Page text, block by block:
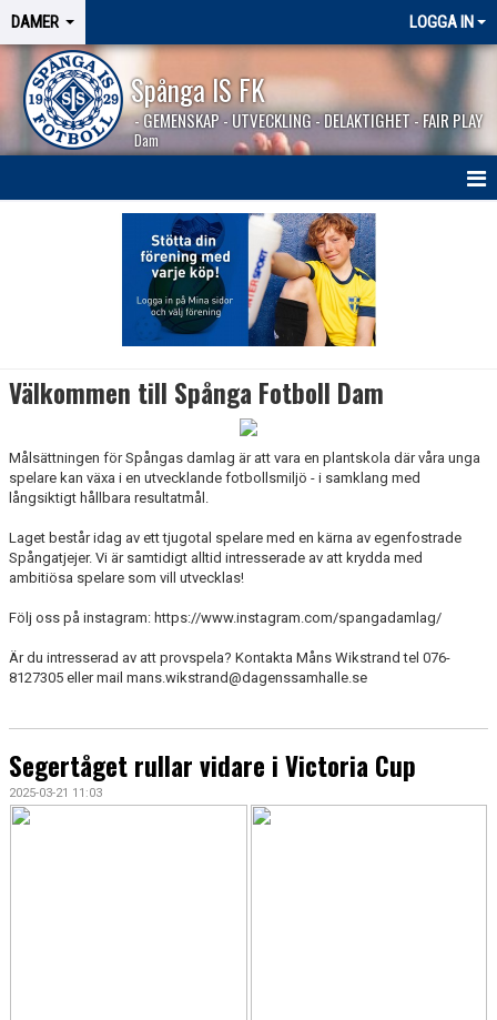
DAMER LOGGA IN
Spånga IS FK
- GEMENSKAP - UTVECKLING - DELAKTIGHET - FAIR PLAY
Dam
BILDGALLERI
KONTAKT
DOKUMENT
Välkommen till Spånga Fotboll Dam
Målsättningen för Spångas damlag är att vara en plantskola där våra unga
spelare kan växa i en utvecklande fotbollsmiljö - i samklang med
långsiktigt hållbara resultatmål.
Laget består idag av ett tjugotal spelare med en kärna av egenfostrade
Spångatjejer. Vi är samtidigt alltid intresserade av att krydda med
ambitiösa spelare som vill utvecklas!
Följ oss på instagram: https://www.instagram.com/spangadamlag/
Är du intresserad av att provspela? Kontakta Måns Wikstrand tel 076-
8127305 eller mail mans.wikstrand@dagenssamhalle.se
Segertåget rullar vidare i Victoria Cup
2025-03-21 11:03